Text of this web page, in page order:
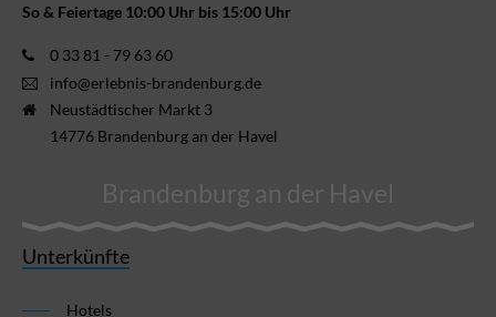
So & Feiertage 10:00 Uhr bis 15:00 Uhr
0 33 81 - 79 63 60
info@erlebnis-brandenburg.de
Neustädtischer Markt 3
14776 Brandenburg an der Havel
Brandenburg an der Havel
Unterkünfte
Hotels